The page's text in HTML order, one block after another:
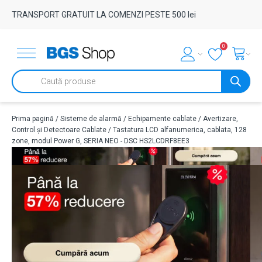
TRANSPORT GRATUIT LA COMENZI PESTE 500 lei
0
Products
search
Prima pagină / Sisteme de alarmă / Echipamente cablate / Avertizare,
Control și Detectoare Cablate / Tastatura LCD alfanumerica, cablata, 128
zone, modul Power G, SERIA NEO - DSC HS2LCDRF8EE3